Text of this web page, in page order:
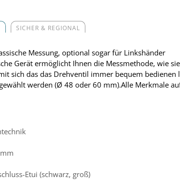
SICHER & REGIONAL
Messung, optional sogar für Linkshänder
Gerät ermöglicht Ihnen die Messmethode, wie
sich das das Drehventil immer bequem
werden (Ø 48 oder 60 mm).Alle Merkmale
Etui (schwarz, groß)